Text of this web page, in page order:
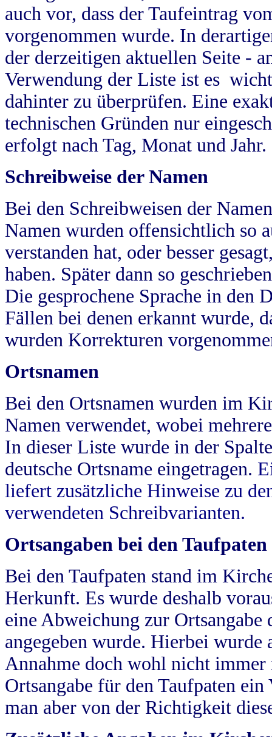
auch vor, dass der Taufeintrag
vorgenommen wurde. In
der derzeitigen aktuellen Seite -
Verwendung der Liste ist es
dahinter zu überprüfen. Eine
technischen Gründen nur
erfolgt nach Tag, Monat und Jahr.
Schreibweise der Namen
Bei den Schreibweisen der
Namen wurden offensichtlich so
verstanden hat, oder besser
haben. Später dann so
Die gesprochene Sprache in
Fällen bei denen erkannt wurde,
wurden Korrekturen
Ortsnamen
Bei den Ortsnamen wurden im
Namen verwendet, wobei
In dieser Liste wurde in der
deutsche Ortsname eingetragen.
liefert zusätzliche Hinweise zu
verwendeten Schreibvarianten.
Ortsangaben bei den Taufpaten
Bei den Taufpaten stand im
Herkunft. Es wurde deshalb
eine Abweichung zur
angegeben wurde. Hierbei wurde
Annahme doch wohl nicht
Ortsangabe für den Taufpaten
man aber von der Richtigkeit